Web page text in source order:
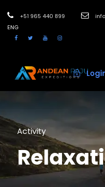
+51 965 440 899
ENG
Activity